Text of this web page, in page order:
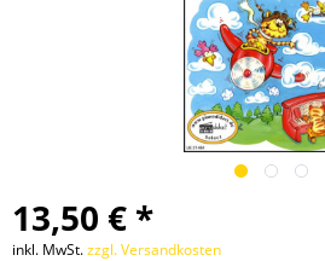
13,50 € *
inkl. MwSt.zzgl. Versandkosten